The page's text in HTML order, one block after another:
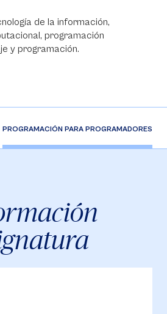
de la información,
programación
y programación.
PROGRAMACIÓN PARA PROGRAMADORES